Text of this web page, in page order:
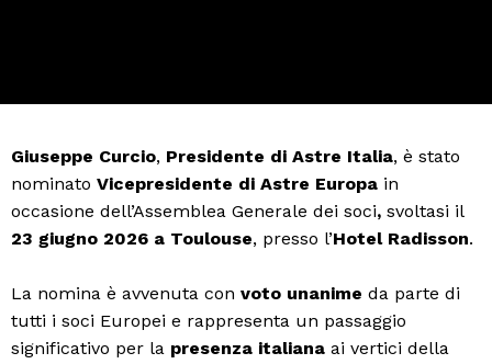
Giuseppe Curcio, Presidente di Astre Italia, è stato
nominato Vicepresidente di Astre Europa in
occasione dell’Assemblea Generale dei soci, svoltasi il
23 giugno 2026 a Toulouse, presso l’Hotel Radisson.
La nomina è avvenuta con voto unanime da parte di
tutti i soci Europei e rappresenta un passaggio
significativo per la presenza italiana ai vertici della